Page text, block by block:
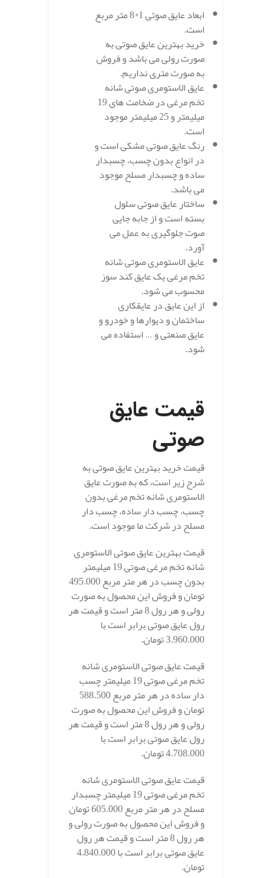
ابعاد عایق صوتی 1*8 متر مربع
است.
خرید بهترین عایق صوتی به
صورت رولی می باشد و فروش
به صورت متری نداریم.
عایق الاستومری صوتی شانه
تخم مرغی در ضخامت های 19
میلیمتر و 25 میلیمتر موجود
است.
رنگ عایق صوتی مشکی است و
در انواع بدون چسب، چسبدار
ساده و چسبدار مسلح موجود
می باشد.
ساختار عایق صوتی سلول
بسته است و از جابه جایی
صوت جلوگیری به عمل می
آورد.
عایق الاستومری صوتی شانه
تخم مرغی یک عایق کند سوز
محسوب می شود.
از این عایق در عایقکاری
ساختمان و دیوارها و خودرو و
عایق صنعتی و … استفاده می
شود.
قیمت عایق
صوتی
قیمت خرید بهترین عایق صوتی به
شرح زیر است، که به صورت عایق
الاستومری شانه تخم مرغی بدون
چسب، چسب دار ساده، چسب دار
مسلح در شرکت ما موجود است.
قیمت بهترین عایق صوتی الاستومری
شانه تخم مرغی صوتی 19 میلیمتر
بدون چسب در هر متر مربع 495.000
تومان و فروش این محصول به صورت
رولی و هر رول 8 متر است و قیمت هر
رول عایق صوتی برابر است با
3.960.000 تومان.
قیمت عایق صوتی الاستومری شانه
تخم مرغی صوتی 19 میلیمتر چسب
دار ساده در هر متر مربع 588.500
تومان و فروش این محصول به صورت
رولی و هر رول 8 متر است و قیمت هر
رول عایق صوتی برابر است با
4.708.000 تومان.
قیمت عایق صوتی الاستومری شانه
تخم مرغی صوتی 19 میلیمتر چسبدار
مسلح در هر متر مربع 605.000 تومان
و فروش این محصول به صورت رولی و
هر رول 8 متر است و قیمت هر رول
عایق صوتی برابر است با 4.840.000
تومان.